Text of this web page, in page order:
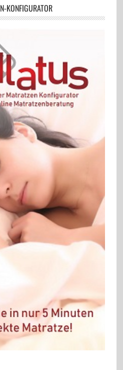
KONFIGURATOR